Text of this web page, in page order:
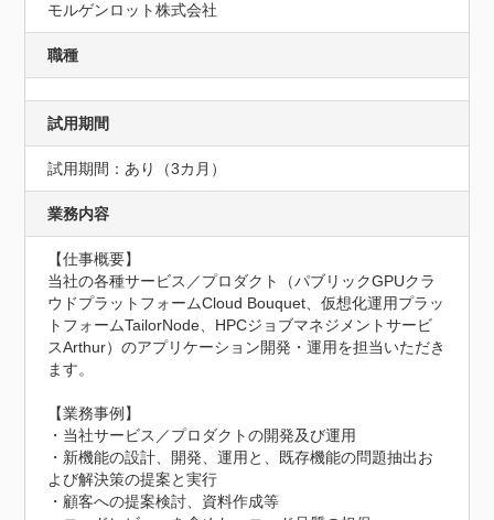
モルゲンロット株式会社
職種
試用期間
試用期間：あり（3カ月）
業務内容
【仕事概要】
当社の各種サービス／プロダクト（パブリックGPUクラ
ウドプラットフォームCloud Bouquet、仮想化運用プラッ
トフォームTailorNode、HPCジョブマネジメントサービ
スArthur）のアプリケーション開発・運用を担当いただき
ます。
【業務事例】
・当社サービス／プロダクトの開発及び運用
・新機能の設計、開発、運用と、既存機能の問題抽出お
よび解決策の提案と実行
・顧客への提案検討、資料作成等